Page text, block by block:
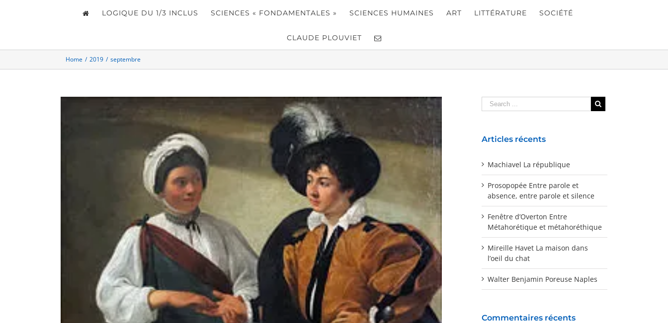
LOGIQUE DU 1/3 INCLUS SCIENCES « FONDAMENTALES » SCIENCES HUMAINES ART LITTÉRATURE SOCIÉTÉ
CLAUDE PLOUVIET
Home / 2019 / septembre
Articles récents
Machiavel La république
Prosopopée Entre parole et
absence, entre parole et silence
Fenêtre d’Overton Entre
Métahorétique et métahoréthique
Mireille Havet La maison dans
l’oeil du chat
Walter Benjamin Poreuse Naples
Commentaires récents